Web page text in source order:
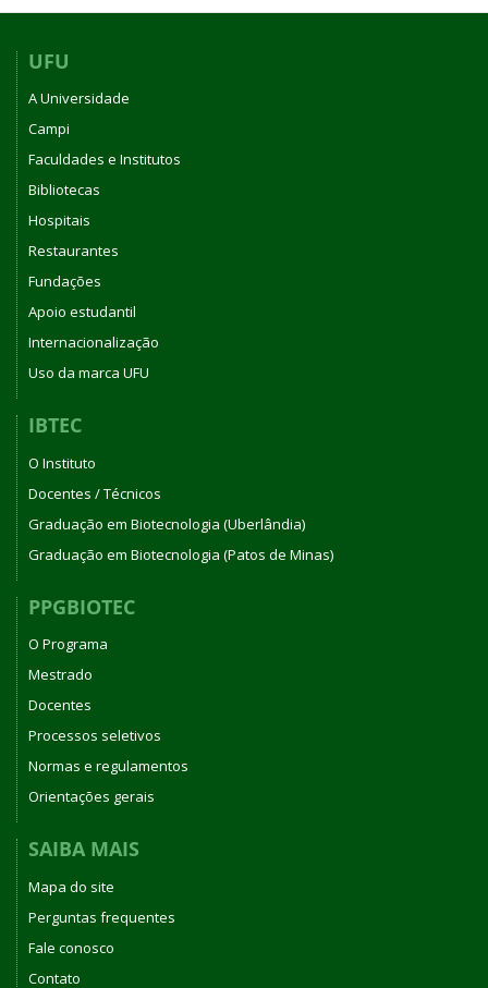
UFU
A Universidade
Campi
Faculdades e Institutos
Bibliotecas
Hospitais
Restaurantes
Fundações
Apoio estudantil
Internacionalização
Uso da marca UFU
IBTEC
O Instituto
Docentes / Técnicos
Graduação em Biotecnologia (Uberlândia)
Graduação em Biotecnologia (Patos de Minas)
PPGBIOTEC
O Programa
Mestrado
Docentes
Processos seletivos
Normas e regulamentos
Orientações gerais
SAIBA MAIS
Mapa do site
Perguntas frequentes
Fale conosco
Contato